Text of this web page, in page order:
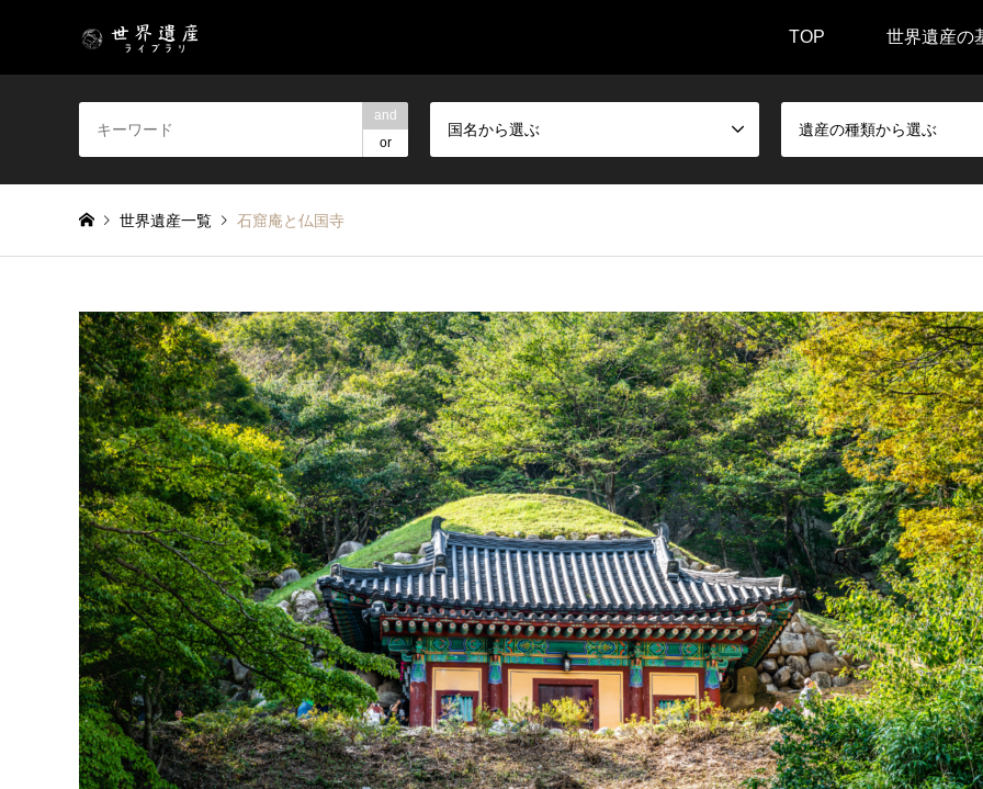
TOP 世界遺産の
and
or
国名から選ぶ 遺産の種類から選ぶ
世界遺産一覧 石窟庵と仏国寺